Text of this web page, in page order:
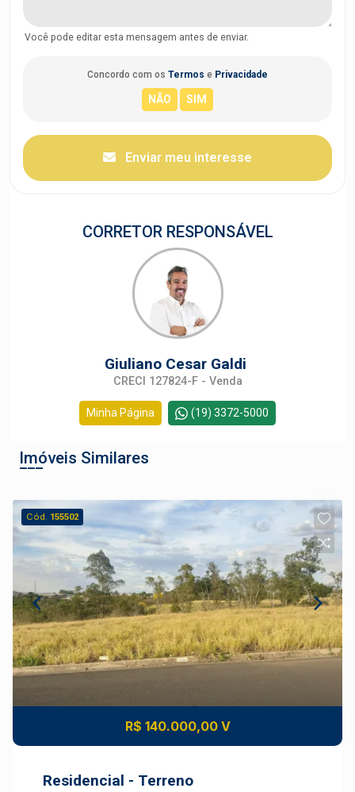
Você pode editar esta mensagem antes de enviar.
Concordo com os Termos e Privacidade
Enviar meu interesse
CORRETOR RESPONSÁVEL
Giuliano Cesar Galdi
CRECI 127824-F - Venda
Minha Página (19) 3372-5000
Imóveis Similares
Cód. 155502
R$ 140.000,00 V
Residencial - Terreno